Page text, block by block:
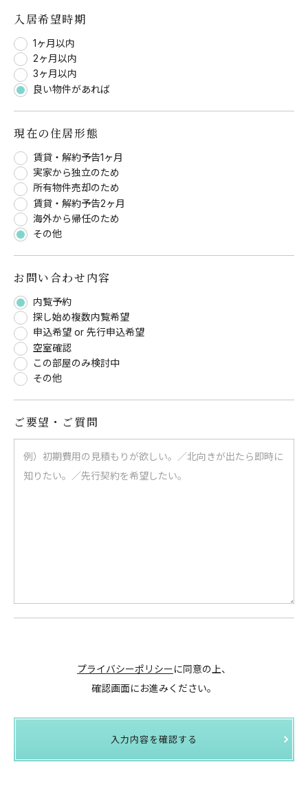
入居希望時期
1ヶ月以内
2ヶ月以内
3ヶ月以内
良い物件があれば
現在の住居形態
賃貸・解約予告1ヶ月
実家から独立のため
所有物件売却のため
賃貸・解約予告2ヶ月
海外から帰任のため
その他
お問い合わせ内容
内覧予約
探し始め複数内覧希望
申込希望 or 先行申込希望
空室確認
この部屋のみ検討中
その他
ご要望・ご質問
プライバシーポリシーに同意の上、
確認画面にお進みください。
入力内容を確認する